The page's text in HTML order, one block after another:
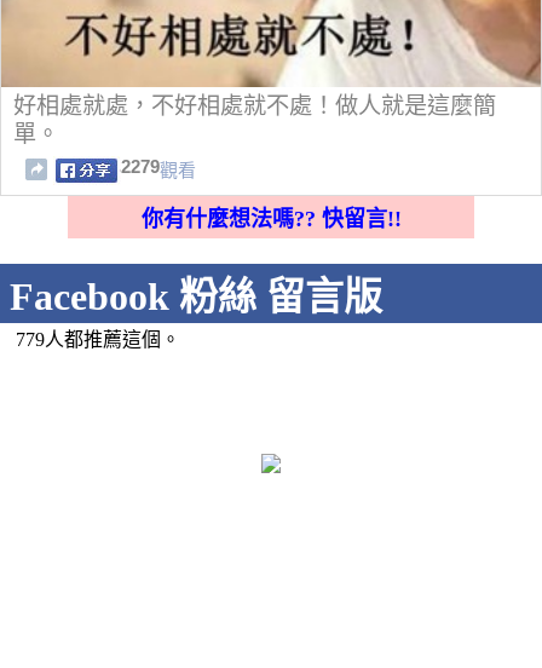
好相處就處，不好相處就不處！做人就是這麼簡
單。
2279觀看
你有什麼想法嗎?? 快留言!!
Facebook 粉絲 留言版
779人都推薦這個。